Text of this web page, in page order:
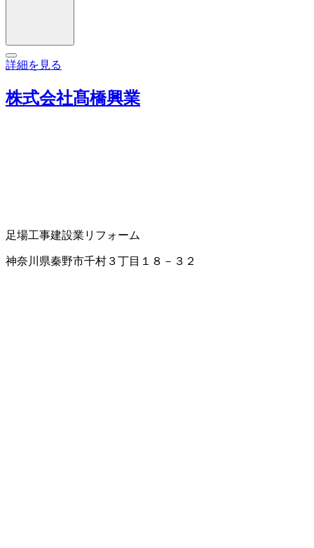
詳細を見る
株式会社髙橋興業
足場工事建設業 リフォーム
神奈川県秦野市千村３丁目１８－３２